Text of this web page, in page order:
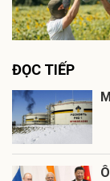
ĐỌC TIẾP